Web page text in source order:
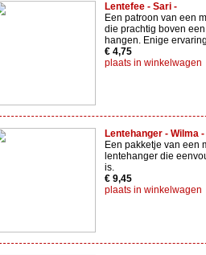
Lentefee - Sari -
Een patroon van een
die prachtig boven
hangen. Enige
€ 4,75
plaats in winkelwagen
Lentehanger - Wilma -
Een pakketje van een
lentehanger die
is.
€ 9,45
plaats in winkelwagen